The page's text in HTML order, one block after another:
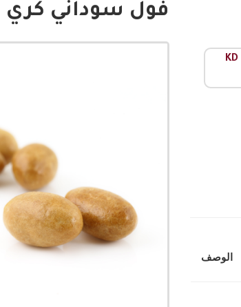
قائمة أسعار عامة
فول سوداني كري
KD
الوصف